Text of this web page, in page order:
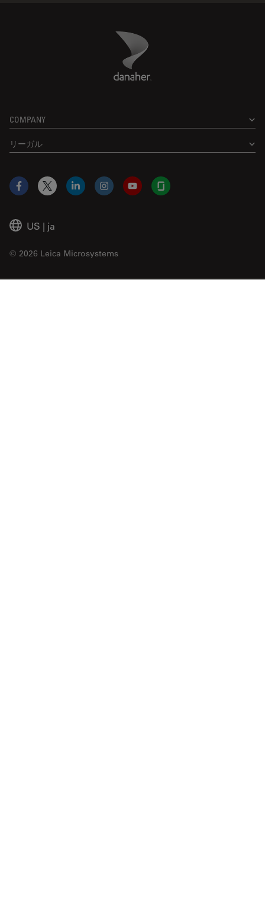
Danaher Logo
COMPANY
リーガル
US | ja
© 2026 Leica Microsystems
Facebook
X LinkedInInstagramYouTubeGlassdoor